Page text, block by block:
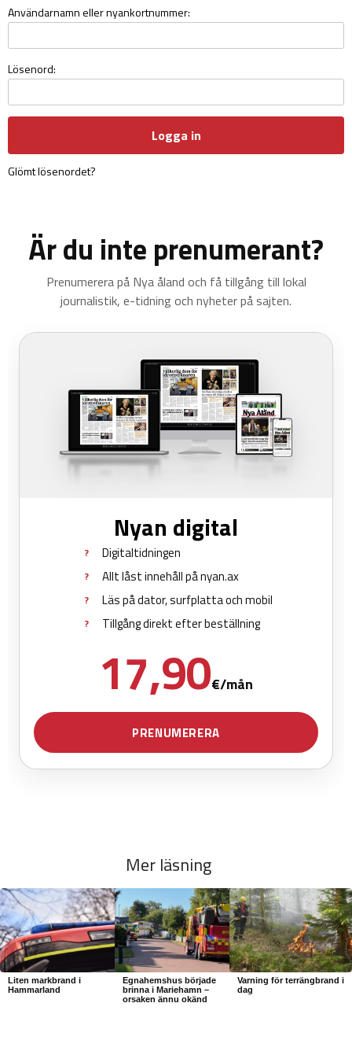
Mer läsning
Liten markbrand i
Hammarland
Egnahemshus började
brinna i Mariehamn –
orsaken ännu okänd
Varning för terrängbrand i
dag